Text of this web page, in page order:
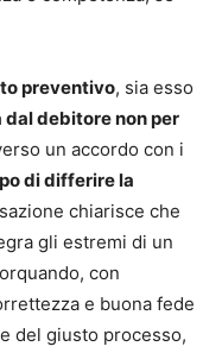
preventivo, sia esso
debitore non per
un accordo con i
di differire la
chiarisce che
gli estremi di un
con
e buona fede
del giusto processo,